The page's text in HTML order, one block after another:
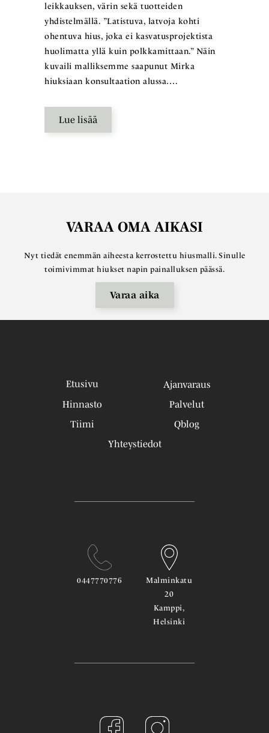
leikkauksen, värin sekä tuotteiden
yhdistelmällä. ”Latistuva, latvoja kohti
ohentuva hius, joka ei kasvatusprojektista
huolimatta yllä kuin polkkamittaan.” Näin
kuvaili malliksemme saapunut Mirka
hiuksiaan konsultaation alussa….
Lue lisää
VARAA OMA AIKASI
Nyt tiedät enemmän aiheesta kerrostettu hiusmalli. Sinulle
toimivimmat hiukset napin painalluksen päässä.
Varaa aika
Etusivu
Ajanvaraus
Hinnasto
Palvelut
Tiimi
Qblog
Yhteystiedot
0447770776
Malminkatu
20
Kamppi,
Helsinki